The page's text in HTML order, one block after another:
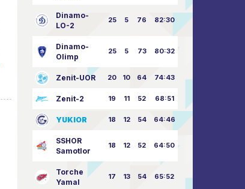
Dinamo-
LO-2
25 5 76 82:30
Dinamo-
Olimp
25 5 73 80:32
Zenit-UOR 20 10 64 74:43
Zenit-2 19 11 52 68:51
YUKIOR 18 12 54 64:46
SSHOR
Samotlor
18 12 52 64:50
Torche
Yamal
17 13 54 65:52